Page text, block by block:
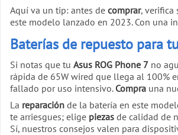
Aquí va un tip: antes de comprar, verifica
este modelo lanzado en 2023. Con una
Baterías de repuesto para
Si notas que tu Asus ROG Phone 7 no
rápida de 65W wired que llega al 100%
fallado por uso intensivo. Compra una
La reparación de la batería en este
te arriesgues; elige piezas de calidad de
Sí, nuestros consejos valen para